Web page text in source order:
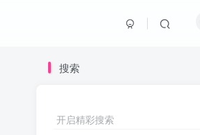
搜索
开启精彩搜索